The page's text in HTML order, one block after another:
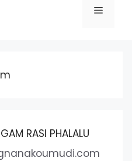
Menu
RASI PHALALU